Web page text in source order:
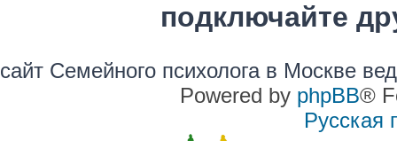
подключайте
сайт Семейного психолога в Москве
Powered by phpBB®
Русская